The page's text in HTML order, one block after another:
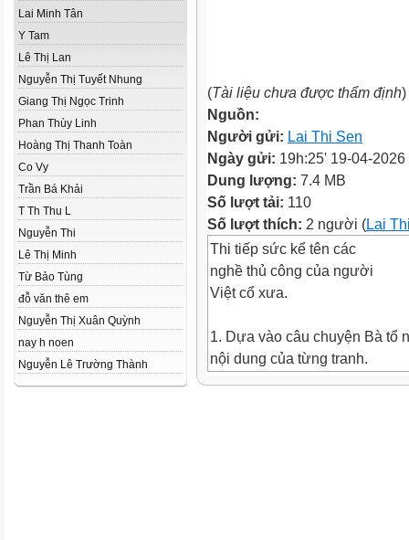
Lai Minh Tân
Y Tam
Lê Thị Lan
Nguyễn Thị Tuyết Nhung
Giang Thị Ngọc Trinh
Phan Thùy Linh
Hoàng Thị Thanh Toàn
Co Vy
Trần Bá Khải
T Th Thu L
Nguyễn Thi
Lê Thị Minh
Từ Bảo Tùng
đỗ văn thê em
Nguyễn Thị Xuân Quỳnh
nay h noen
Nguyễn Lê Trường Thành
(Tài liệu chưa được thẩm định)
Nguồn:
Người gửi: Lai Thi Sen
Ngày gửi: 19h:25' 19-04-2026
Dung lượng: 7.4 MB
Số lượt tải: 110
Số lượt thích: 2 người (Lai
Thi tiếp sức kể tên các
nghề thủ công của người
Việt cổ xưa.
1. Dựa vào câu chuyện Bà tổ
nội dung của từng tranh.